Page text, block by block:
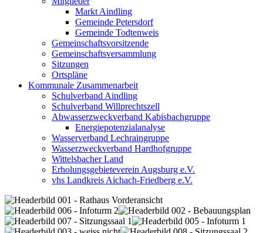
Markt Aindling
Gemeinde Petersdorf
Gemeinde Todtenweis
Gemeinschaftsvorsitzende
Gemeinschaftsversammlung
Sitzungen
Ortspläne
Kommunale Zusammenarbeit
Schulverband Aindling
Schulverband Willprechtszell
Abwasserzweckverband Kabisbachgruppe
Energiepotenzialanalyse
Wasserverband Lechraingruppe
Wasserzweckverband Hardhofgruppe
Wittelsbacher Land
Erholungsgebieteverein Augsburg e.V.
vhs Landkreis Aichach-Friedberg e.V.